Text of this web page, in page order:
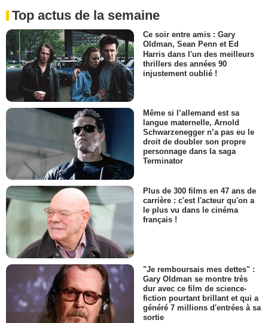
Top actus de la semaine
Ce soir entre amis : Gary
Oldman, Sean Penn et Ed
Harris dans l'un des meilleurs
thrillers des années 90
injustement oublié !
Même si l’allemand est sa
langue maternelle, Arnold
Schwarzenegger n’a pas eu le
droit de doubler son propre
personnage dans la saga
Terminator
Plus de 300 films en 47 ans de
carrière : c'est l'acteur qu'on a
le plus vu dans le cinéma
français !
"Je remboursais mes dettes" :
Gary Oldman se montre très
dur avec ce film de science-
fiction pourtant brillant et qui a
généré 7 millions d'entrées à sa
sortie